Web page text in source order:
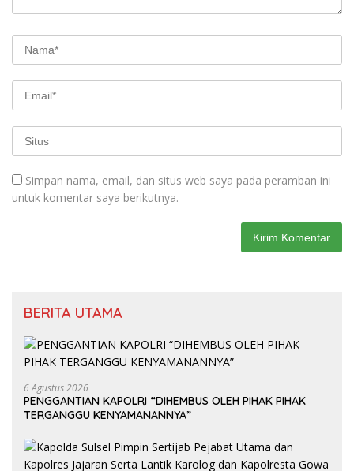
Simpan nama, email, dan situs web saya pada peramban ini
untuk komentar saya berikutnya.
BERITA UTAMA
6 Agustus 2026
PENGGANTIAN KAPOLRI “DIHEMBUS OLEH PIHAK PIHAK
TERGANGGU KENYAMANANNYA”